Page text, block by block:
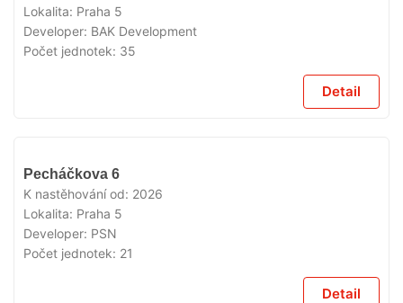
Lokalita: Praha 5
Developer: BAK Development
Počet jednotek: 35
Detail
Pecháčkova 6
K nastěhování od: 2026
Lokalita: Praha 5
Developer: PSN
Počet jednotek: 21
Detail